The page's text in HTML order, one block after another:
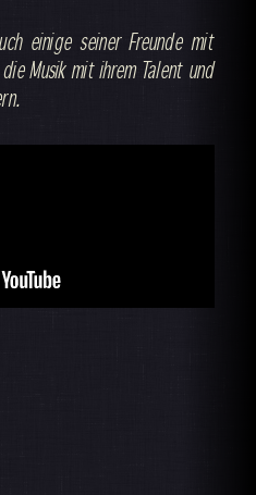
einige seiner Freunde mit
Musik mit ihrem Talent und